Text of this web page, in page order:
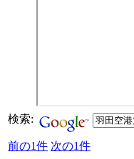
検索:
前の1件 次の1件